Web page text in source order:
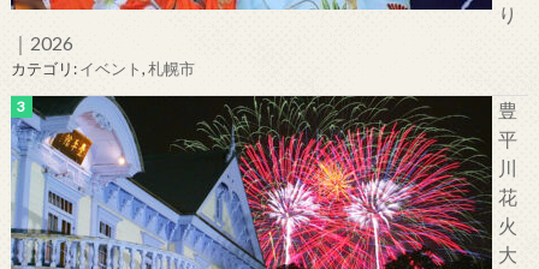
り
｜2026
カテゴリ:イベント,札幌市
豊
平
川
花
火
大